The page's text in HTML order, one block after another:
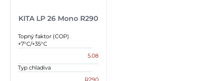
KITA LP 26 Mono R290
Topný faktor (COP)
+7°C/+35°C
5.08
Typ chladiva
R290